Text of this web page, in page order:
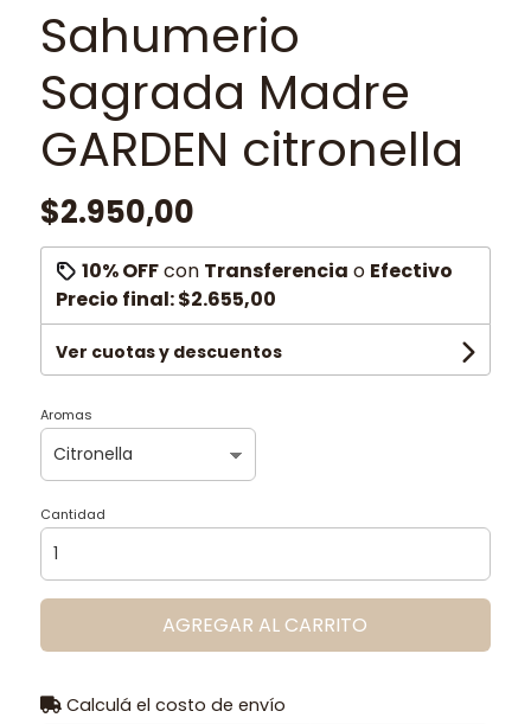
Sahumerio
Sagrada Madre
GARDEN citronella
$2.950,00
10% OFFcon Transferencia o Efectivo
Precio final:$2.655,00
Ver cuotas y descuentos
Aromas
Cantidad
AGREGAR AL CARRITO
Calculá el costo de envío